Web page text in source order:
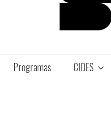
Programas CIDES